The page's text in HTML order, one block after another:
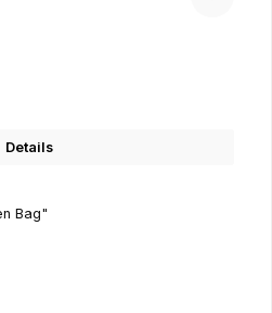
Details